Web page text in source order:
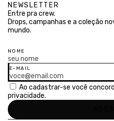
NEWSLETTER
Entre pra crew.
Drops, campanhas e a coleção
mundo.
NOME
E-MAIL
Ao cadastrar-se você
privacidade.